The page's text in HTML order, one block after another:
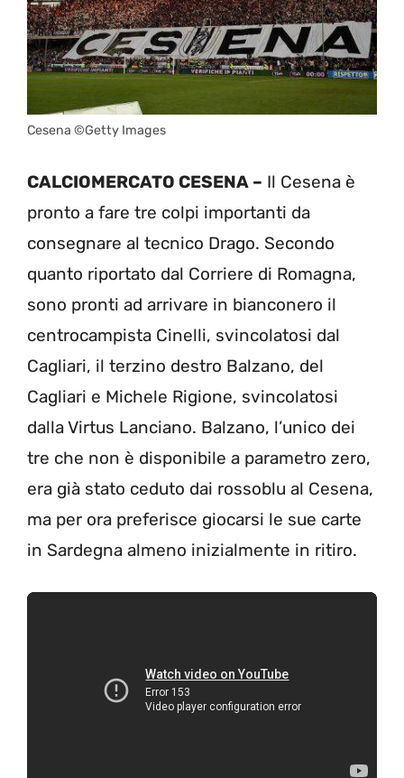
Cesena ©Getty Images
CALCIOMERCATO CESENA – Il Cesena è
pronto a fare tre colpi importanti da
consegnare al tecnico Drago. Secondo
quanto riportato dal Corriere di Romagna,
sono pronti ad arrivare in bianconero il
centrocampista Cinelli, svincolatosi dal
Cagliari, il terzino destro Balzano, del
Cagliari e Michele Rigione, svincolatosi
dalla Virtus Lanciano. Balzano, l’unico dei
tre che non è disponibile a parametro zero,
era già stato ceduto dai rossoblu al Cesena,
ma per ora preferisce giocarsi le sue carte
in Sardegna almeno inizialmente in ritiro.